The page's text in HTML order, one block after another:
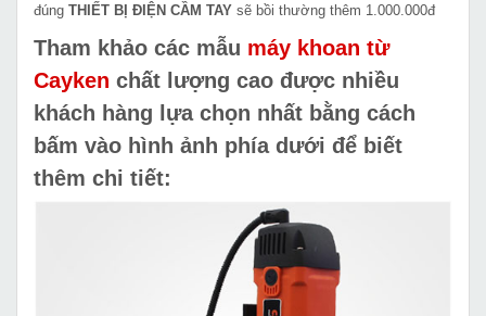
đúng THIẾT BỊ ĐIỆN CẦM TAY sẽ bồi thường thêm 1.000.000đ
Tham khảo các mẫu máy khoan từ
Cayken chất lượng cao được nhiều
khách hàng lựa chọn nhất bằng cách
bấm vào hình ảnh phía dưới để biết
thêm chi tiết: